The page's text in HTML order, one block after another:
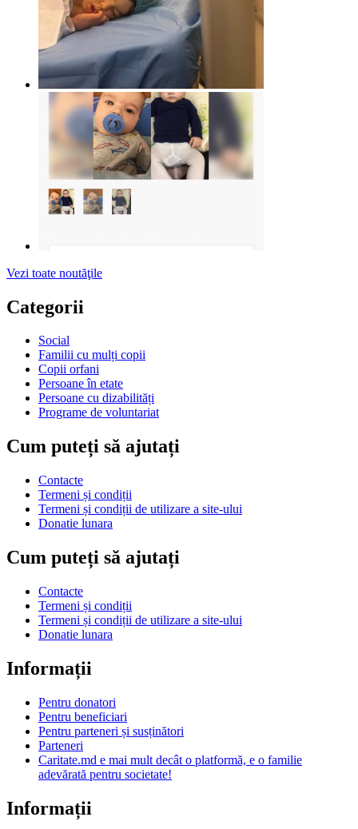
Vezi toate noutăţile
Categorii
Social
Familii cu mulți copii
Copii orfani
Persoane în etate
Persoane cu dizabilități
Programe de voluntariat
Cum puteți să ajutați
Contacte
Termeni și condiții
Termeni și condiții de utilizare a site-ului
Donatie lunara
Cum puteți să ajutați
Contacte
Termeni și condiții
Termeni și condiții de utilizare a site-ului
Donatie lunara
Informații
Pentru donatori
Pentru beneficiari
Pentru parteneri și susținători
Parteneri
Caritate.md e mai mult decât o platformă, e o familie
adevărată pentru societate!
Informații